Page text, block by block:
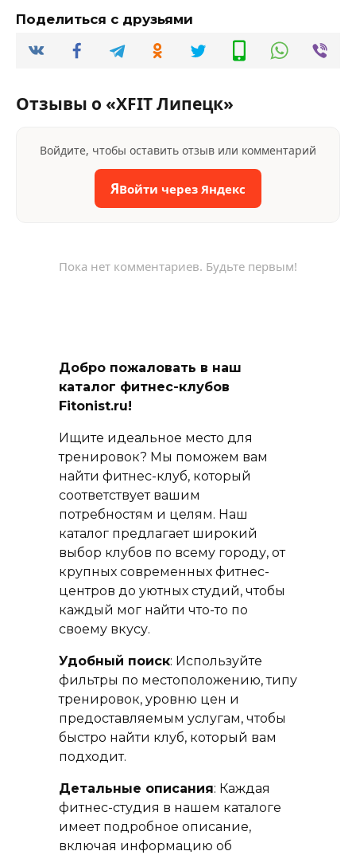
Поделиться с друзьями
Отзывы о «XFIT Липецк»
Войдите, чтобы оставить отзыв или комментарий
ЯВойти через Яндекс
Пока нет комментариев. Будьте первым!
Добро пожаловать в наш
каталог фитнес-клубов
Fitonist.ru!
Ищите идеальное место для
тренировок? Мы поможем вам
найти фитнес-клуб, который
соответствует вашим
потребностям и целям. Наш
каталог предлагает широкий
выбор клубов по всему городу, от
крупных современных фитнес-
центров до уютных студий, чтобы
каждый мог найти что-то по
своему вкусу.
Удобный поиск: Используйте
фильтры по местоположению, типу
тренировок, уровню цен и
предоставляемым услугам, чтобы
быстро найти клуб, который вам
подходит.
Детальные описания: Каждая
фитнес-студия в нашем каталоге
имеет подробное описание,
включая информацию об